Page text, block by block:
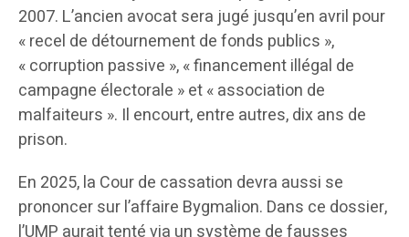
2007. L’ancien avocat sera jugé jusqu’en avril pour
« recel de détournement de fonds publics »,
« corruption passive », « financement illégal de
campagne électorale » et « association de
malfaiteurs ». Il encourt, entre autres, dix ans de
prison.
En 2025, la Cour de cassation devra aussi se
prononcer sur l’affaire Bygmalion. Dans ce dossier,